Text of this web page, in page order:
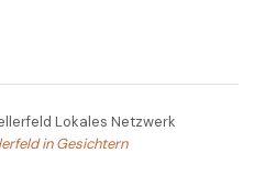
Lokales Netzwerk
in Gesichtern